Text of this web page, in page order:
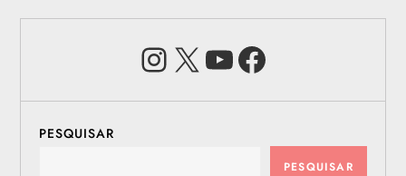
Instagram
X Youtube
PESQUISAR
PESQUISAR